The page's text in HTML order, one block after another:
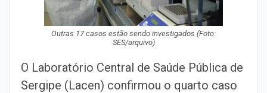
Outras 17 casos estão sendo investigados (Foto:
SES/arquivo)
O Laboratório Central de Saúde Pública de
Sergipe (Lacen) confirmou o quarto caso